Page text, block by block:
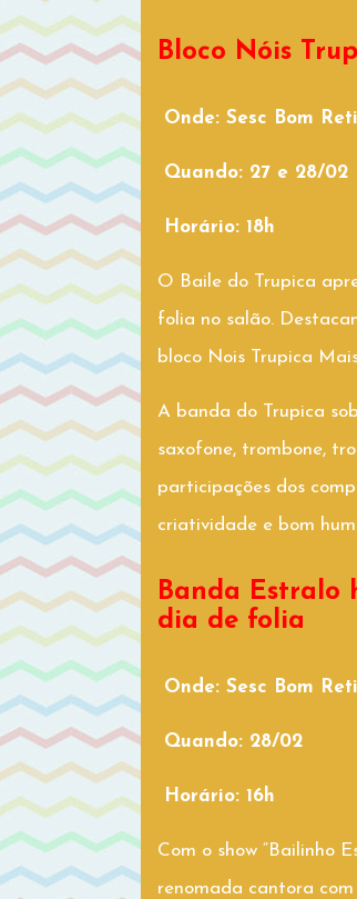
Bloco Nóis
Onde: Sesc Bom
Quando: 27 e 28/02
Horário: 18h
O Baile do Trupica
folia no salão.
bloco Nois Trupica
A banda do Trupica
saxofone, trombone,
participações dos
criatividade e bom
Banda Estralo
dia de folia
Onde: Sesc Bom
Quando: 28/02
Horário: 16h
Com o show “Bailinho
renomada cantora